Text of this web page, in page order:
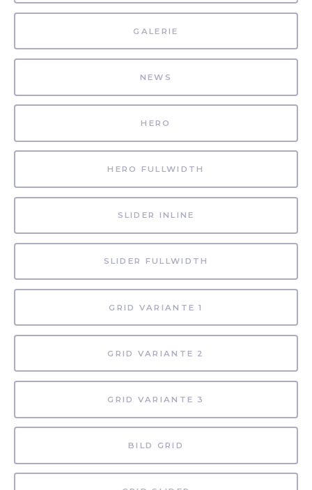
GALERIE
NEWS
HERO
HERO FULLWIDTH
SLIDER INLINE
SLIDER FULLWIDTH
GRID VARIANTE 1
GRID VARIANTE 2
GRID VARIANTE 3
BILD GRID